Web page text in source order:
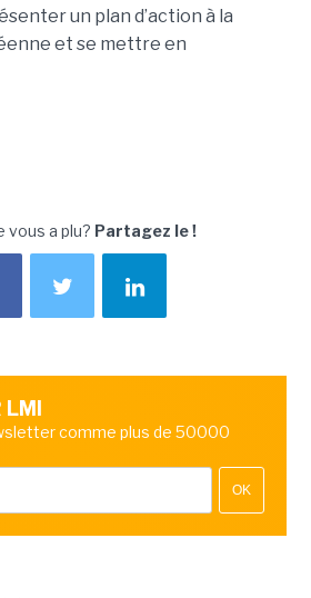
un plan d’action à la
et se mettre en
vous a plu? Partagez le !
comme plus de 50000
OK